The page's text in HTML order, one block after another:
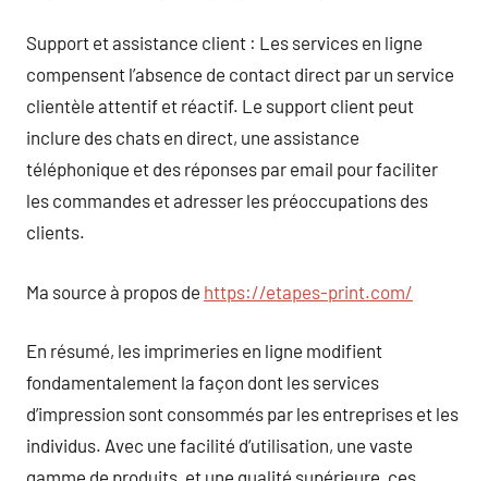
Support et assistance client : Les services en ligne
compensent l’absence de contact direct par un service
clientèle attentif et réactif. Le support client peut
inclure des chats en direct, une assistance
téléphonique et des réponses par email pour faciliter
les commandes et adresser les préoccupations des
clients.
Ma source à propos de https://etapes-print.com/
En résumé, les imprimeries en ligne modifient
fondamentalement la façon dont les services
d’impression sont consommés par les entreprises et les
individus. Avec une facilité d’utilisation, une vaste
gamme de produits, et une qualité supérieure, ces